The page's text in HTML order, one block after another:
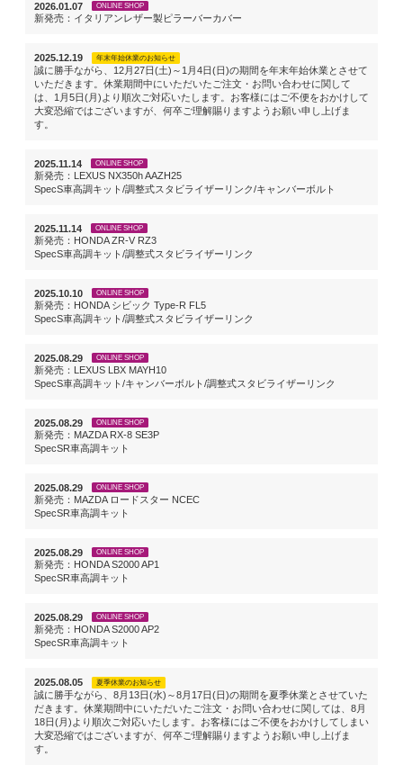
2026.01.07 ONLINE SHOP
新発売：イタリアンレザー製ピラーバーカバー
2025.12.19 年末年始休業のお知らせ
誠に勝手ながら、12月27日(土)～1月4日(日)の期間を年末年始休業とさせて
いただきます。休業期間中にいただいたご注文・お問い合わせに関して
は、1月5日(月)より順次ご対応いたします。お客様にはご不便をおかけして
大変恐縮ではございますが、何卒ご理解賜りますようお願い申し上げま
す。
2025.11.14 ONLINE SHOP
新発売：LEXUS NX350h AAZH25
SpecS車高調キット/調整式スタビライザーリンク/キャンバーボルト
2025.11.14 ONLINE SHOP
新発売：HONDA ZR-V RZ3
SpecS車高調キット/調整式スタビライザーリンク
2025.10.10 ONLINE SHOP
新発売：HONDA シビック Type-R FL5
SpecS車高調キット/調整式スタビライザーリンク
2025.08.29 ONLINE SHOP
新発売：LEXUS LBX MAYH10
SpecS車高調キット/キャンバーボルト/調整式スタビライザーリンク
2025.08.29 ONLINE SHOP
新発売：MAZDA RX-8 SE3P
SpecSR車高調キット
2025.08.29 ONLINE SHOP
新発売：MAZDA ロードスター NCEC
SpecSR車高調キット
2025.08.29 ONLINE SHOP
新発売：HONDA S2000 AP1
SpecSR車高調キット
2025.08.29 ONLINE SHOP
新発売：HONDA S2000 AP2
SpecSR車高調キット
2025.08.05 夏季休業のお知らせ
誠に勝手ながら、8月13日(水)～8月17日(日)の期間を夏季休業とさせていた
だきます。休業期間中にいただいたご注文・お問い合わせに関しては、8月
18日(月)より順次ご対応いたします。お客様にはご不便をおかけしてしまい
大変恐縮ではございますが、何卒ご理解賜りますようお願い申し上げま
す。